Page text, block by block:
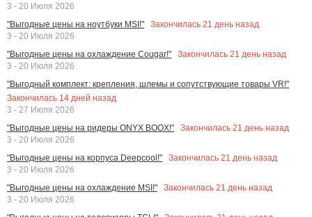
3 - 20 Июля 2026
"Выгодные цены на ноутбуки MSI!"
Закончилась 21 день назад
3 - 20 Июля 2026
"Выгодные цены на охлаждение Cougar!"
Закончилась 21 день назад
3 - 20 Июля 2026
"Выгодный комплект: крепления, шлемы и сопутствующие товары VR!"
Закончилась 14 дней назад
3 - 27 Июля 2026
"Выгодные цены на ридеры ONYX BOOX!"
Закончилась 21 день назад
3 - 20 Июля 2026
"Выгодные цены на корпуса Deepcool!"
Закончилась 21 день назад
3 - 20 Июля 2026
"Выгодные цены на охлаждение MSI!"
Закончилась 21 день назад
3 - 20 Июля 2026